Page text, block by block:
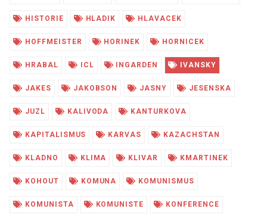
HISTORIE HLADIK HLAVACEK
HOFFMEISTER HORINEK HORNICEK
HRABAL ICL INGARDEN IVANSKY
JAKES JAKOBSON JASNY JESENSKA
JUZL KALIVODA KANTURKOVA
KAPITALISMUS KARVAS KAZACHSTAN
KLADNO KLIMA KLIVAR KMARTINEK
KOHOUT KOMUNA KOMUNISMUS
KOMUNISTA KOMUNISTE KONFERENCE